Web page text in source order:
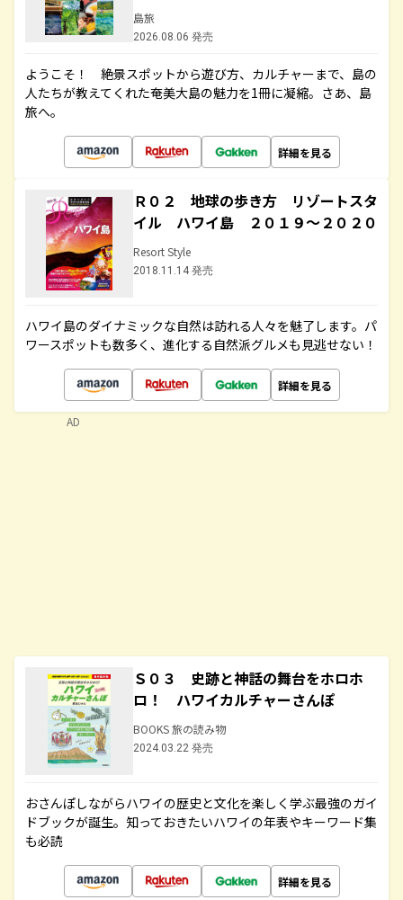
島旅
2026.08.06 発売
ようこそ！ 絶景スポットから遊び方、カルチャーまで、島の
人たちが教えてくれた奄美大島の魅力を1冊に凝縮。さあ、島
旅へ。
詳細を見る
Ｒ０２ 地球の歩き方 リゾートスタ
イル ハワイ島 ２０１９～２０２０
Resort Style
2018.11.14 発売
ハワイ島のダイナミックな自然は訪れる人々を魅了します。パ
ワースポットも数多く、進化する自然派グルメも見逃せない！
詳細を見る
Ｓ０３ 史跡と神話の舞台をホロホ
ロ！ ハワイカルチャーさんぽ
BOOKS 旅の読み物
2024.03.22 発売
おさんぽしながらハワイの歴史と文化を楽しく学ぶ最強のガイ
ドブックが誕生。知っておきたいハワイの年表やキーワード集
も必読
詳細を見る
AD